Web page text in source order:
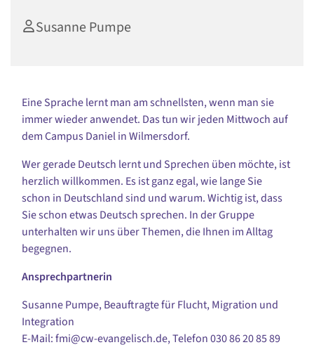
Susanne Pumpe
Eine Sprache lernt man am schnellsten, wenn man sie
immer wieder anwendet. Das tun wir jeden Mittwoch auf
dem Campus Daniel in Wilmersdorf.
Wer gerade Deutsch lernt und Sprechen üben möchte, ist
herzlich willkommen. Es ist ganz egal, wie lange Sie
schon in Deutschland sind und warum. Wichtig ist, dass
Sie schon etwas Deutsch sprechen. In der Gruppe
unterhalten wir uns über Themen, die Ihnen im Alltag
begegnen.
Ansprechpartnerin
Susanne Pumpe, Beauftragte für Flucht, Migration und
Integration
E-Mail: fmi@cw-evangelisch.de, Telefon030 86 20 85 89